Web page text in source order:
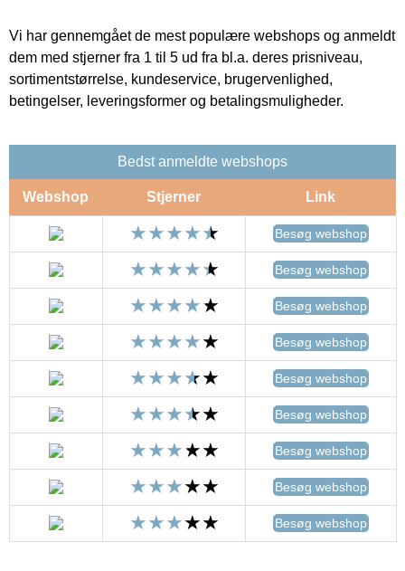
Vi har gennemgået de mest populære webshops og anmeldt
dem med stjerner fra 1 til 5 ud fra bl.a. deres prisniveau,
sortimentstørrelse, kundeservice, brugervenlighed,
betingelser, leveringsformer og betalingsmuligheder.
Bedst anmeldte webshops
Webshop Stjerner Link
Besøg webshop
Besøg webshop
Besøg webshop
Besøg webshop
Besøg webshop
Besøg webshop
Besøg webshop
Besøg webshop
Besøg webshop